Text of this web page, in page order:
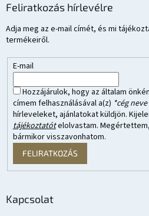
Feliratkozás hírlevélre
Adja meg az e-mail címét, és mi
termékeiről.
E-mail
Hozzájárulok, hogy az általam
címem felhasználásával a(z) *cég neve
hírleveleket, ajánlatokat küldjön.
tájékoztatótelolvastam.
bármikor visszavonhatom.
FELIRATKOZÁS
Kapcsolat